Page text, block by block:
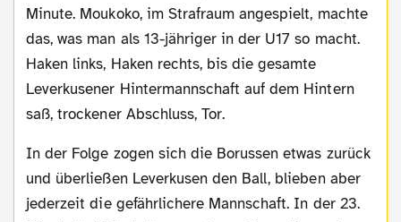
Minute. Moukoko, im Strafraum angespielt, machte
das, was man als 13-jähriger in der U17 so macht.
Haken links, Haken rechts, bis die gesamte
Leverkusener Hintermannschaft auf dem Hintern
saß, trockener Abschluss, Tor.
In der Folge zogen sich die Borussen etwas zurück
und überließen Leverkusen den Ball, blieben aber
jederzeit die gefährlichere Mannschaft. In der 23.